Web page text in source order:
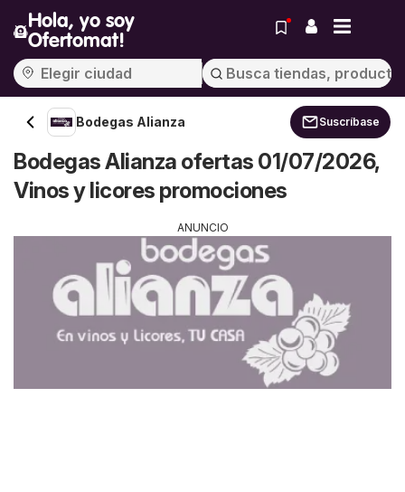
Hola, yo soy
Ofertomat!
Bodegas Alianza Suscríbase
Bodegas Alianza ofertas 01/07/2026,
Vinos y licores promociones
ANUNCIO